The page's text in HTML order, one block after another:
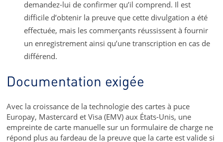
demandez-lui de confirmer qu’il comprend. Il est
difficile d’obtenir la preuve que cette divulgation a été
effectuée, mais les commerçants réussissent à fournir
un enregistrement ainsi qu’une transcription en cas de
différend.
Documentation exigée
Avec la croissance de la technologie des cartes à puce
Europay, Mastercard et Visa (EMV) aux États-Unis, une
empreinte de carte manuelle sur un formulaire de charge ne
répond plus au fardeau de la preuve que la carte est valide si